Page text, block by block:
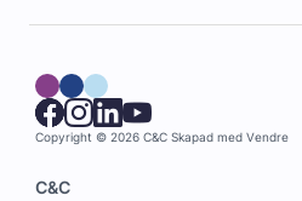
Copyright © 2026 C&C Skapad med Vendre
C&C